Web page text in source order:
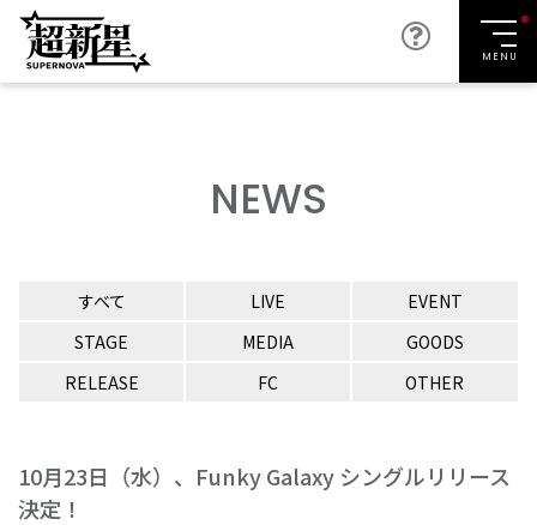
MENU
NEWS
すべて LIVE
EVENT
STAGE
MEDIA
GOODS
RELEASE
FC OTHER
10月23日（水）、Funky Galaxy シングルリリース
決定！